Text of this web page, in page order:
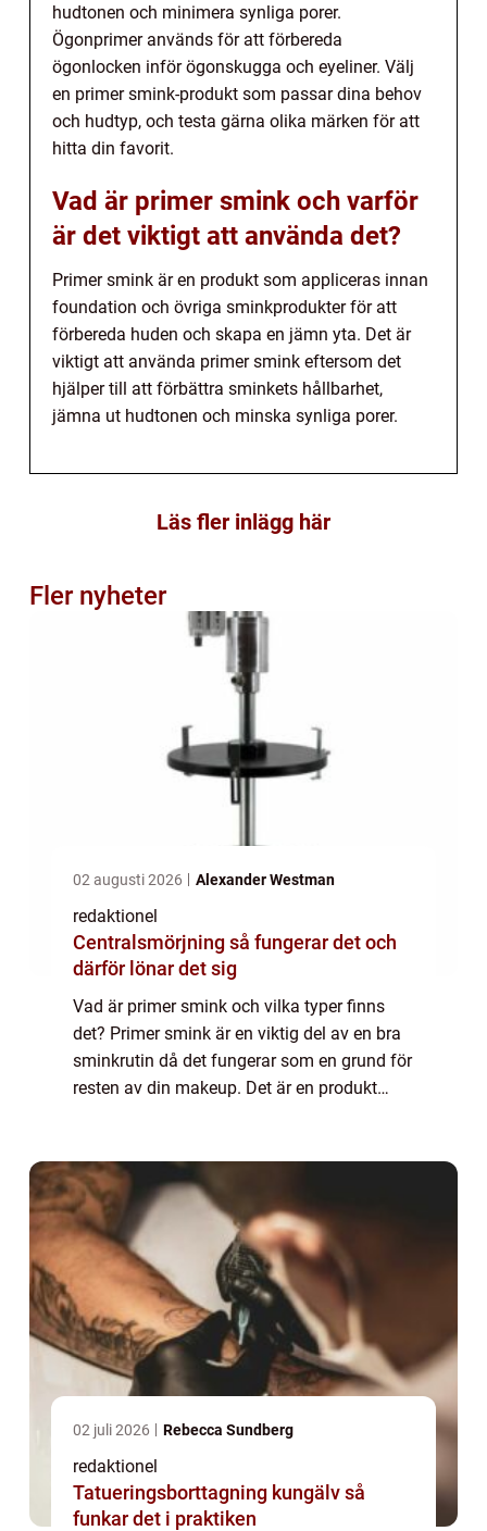
hudtonen och minimera synliga porer.
Ögonprimer används för att förbereda
ögonlocken inför ögonskugga och eyeliner. Välj
en primer smink-produkt som passar dina behov
och hudtyp, och testa gärna olika märken för att
hitta din favorit.
Vad är primer smink och varför
är det viktigt att använda det?
Primer smink är en produkt som appliceras innan
foundation och övriga sminkprodukter för att
förbereda huden och skapa en jämn yta. Det är
viktigt att använda primer smink eftersom det
hjälper till att förbättra sminkets hållbarhet,
jämna ut hudtonen och minska synliga porer.
Läs fler inlägg här
Fler nyheter
02 augusti 2026 Alexander Westman
redaktionel
Centralsmörjning så fungerar det och
därför lönar det sig
Vad är primer smink och vilka typer finns
det? Primer smink är en viktig del av en bra
sminkrutin då det fungerar som en grund för
resten av din makeup. Det är en produkt
02 juli 2026 Rebecca Sundberg
redaktionel
Tatueringsborttagning kungälv så
funkar det i praktiken